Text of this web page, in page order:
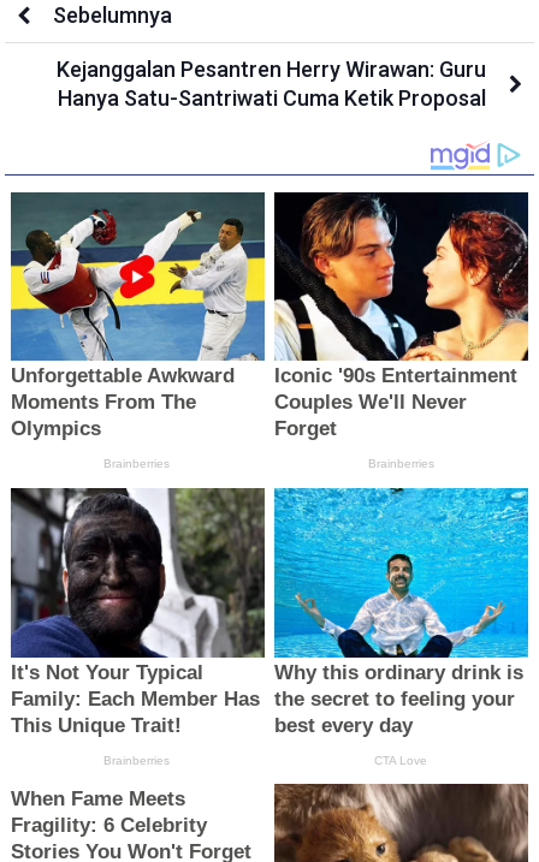
Sebelumnya
Kejanggalan Pesantren Herry Wirawan: Guru
Hanya Satu-Santriwati Cuma Ketik Proposal